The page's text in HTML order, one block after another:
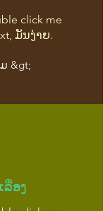
click me
ມັນງ່າຍ.
&gt;
ລື່ອງ